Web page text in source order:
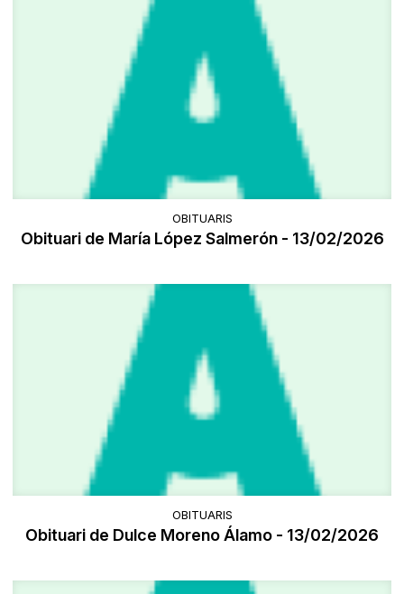
OBITUARIS
Obituari de María López Salmerón - 13/02/2026
OBITUARIS
Obituari de Dulce Moreno Álamo - 13/02/2026